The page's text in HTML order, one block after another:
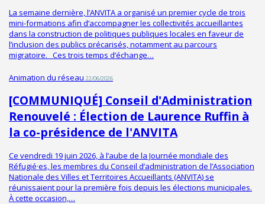
La semaine dernière, l’ANVITA a organisé un premier cycle de trois
mini-formations afin d’accompagner les collectivités accueillantes
dans la construction de politiques publiques locales en faveur de
l’inclusion des publics précarisés, notamment au parcours
migratoire. Ces trois temps d’échange…
Animation du réseau 22/06/2026
[COMMUNIQUÉ] Conseil d'Administration
Renouvelé : Élection de Laurence Ruffin à
la co-présidence de l'ANVITA
Ce vendredi 19 juin 2026, à l’aube de la Journée mondiale des
Réfugié·es, les membres du Conseil d’administration de l’Association
Nationale des Villes et Territoires Accueillants (ANVITA) se
réunissaient pour la première fois depuis les élections municipales.
À cette occasion,…